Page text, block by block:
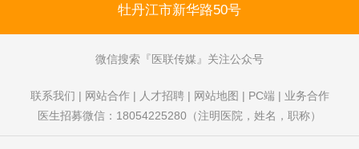
牡丹江市新华路50号
微信搜索 医联传媒 关注公众号
联系我们 | 网站合作| 人才招聘| 网站地图 | PC端| 业务合作
医生招募微信：18054225280（注明医院，姓名，职称）